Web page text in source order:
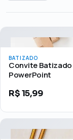
Todos Até
OFERTA 🏷 Em
BATIZADO
Convite Batizado
PowerPoint
R$15,99